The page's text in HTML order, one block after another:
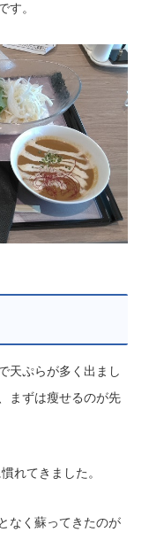
す。
天ぷらが多く出まし
まずは瘦せるのが先
れてきました。
なく蘇ってきたのが